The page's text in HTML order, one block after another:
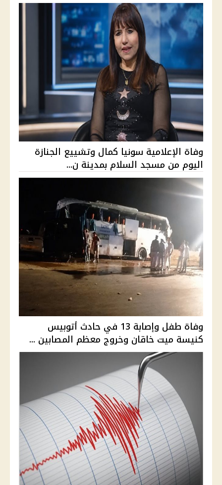
وفاة الإعلامية سونيا كمال وتشييع الجنازة
اليوم من مسجد السلام بمدينة ن...
وفاة طفل وإصابة 13 في حادث أتوبيس
كنيسة ميت خاقان وخروج معظم المصابين ...